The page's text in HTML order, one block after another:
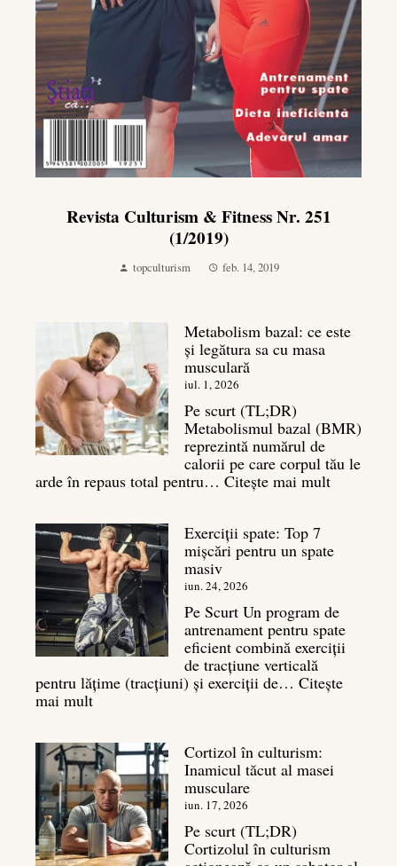
Revista Culturism & Fitness Nr. 251
(1/2019)
topculturism feb. 14, 2019
Metabolism bazal: ce este
și legătura sa cu masa
musculară
iul. 1, 2026
Pe scurt (TL;DR)
Metabolismul bazal (BMR)
reprezintă numărul de
calorii pe care corpul tău le
arde în repaus total pentru… Citește mai mult:
este
sa
cu
masa
musculară
Exerciții spate: Top 7
mișcări pentru un spate
masiv
iun. 24, 2026
Pe Scurt Un program de
antrenament pentru spate
eficient combină exerciții
de tracțiune verticală
pentru lățime (tracțiuni) și exerciții de… Citește
mai mult:
Top
7
mișcări
pentru
un
spate
masiv
Cortizol în culturism:
Inamicul tăcut al masei
musculare
iun. 17, 2026
Pe scurt (TL;DR)
Cortizolul în culturism